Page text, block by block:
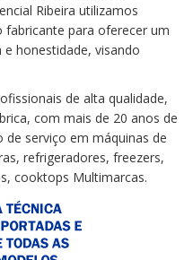
Ribeira utilizamos
fabricante para oferecer um
honestidade, visando
de alta qualidade,
com mais de 20 anos de
serviço em máquinas de
refrigeradores, freezers,
cooktops Multimarcas.